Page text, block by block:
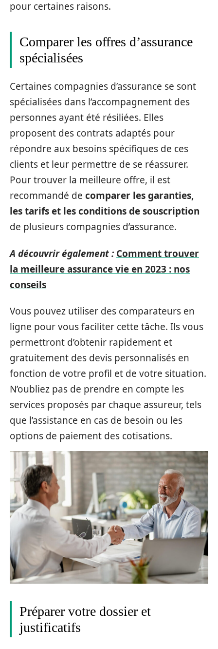
pour certaines raisons.
Comparer les offres d’assurance
spécialisées
Certaines compagnies d’assurance se sont
spécialisées dans l’accompagnement des
personnes ayant été résiliées. Elles
proposent des contrats adaptés pour
répondre aux besoins spécifiques de ces
clients et leur permettre de se réassurer.
Pour trouver la meilleure offre, il est
recommandé de comparer les garanties,
les tarifs et les conditions de souscription
de plusieurs compagnies d’assurance.
A découvrir également : Comment trouver
la meilleure assurance vie en 2023 : nos
conseils
Vous pouvez utiliser des comparateurs en
ligne pour vous faciliter cette tâche. Ils vous
permettront d’obtenir rapidement et
gratuitement des devis personnalisés en
fonction de votre profil et de votre situation.
N’oubliez pas de prendre en compte les
services proposés par chaque assureur, tels
que l’assistance en cas de besoin ou les
options de paiement des cotisations.
Préparer votre dossier et
justificatifs